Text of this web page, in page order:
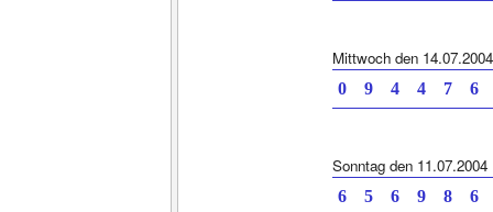
Mittwoch den 14.07.2004
0 9 4 4 7
Sonntag den 11.07.2004
6 5 6 9 8